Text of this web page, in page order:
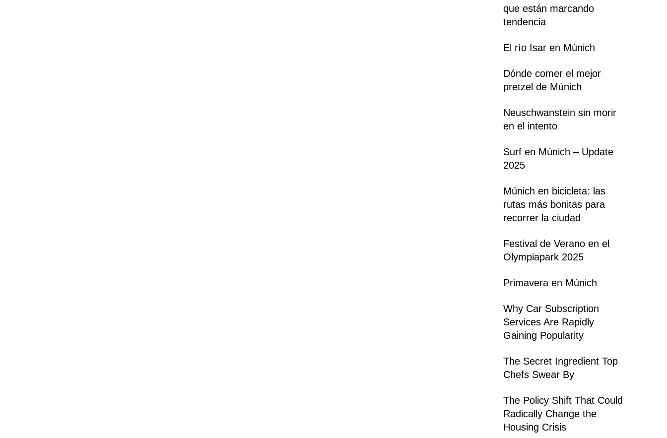
que están marcando
tendencia
El río Isar en Múnich
Dónde comer el mejor
pretzel de Múnich
Neuschwanstein sin morir
en el intento
Surf en Múnich – Update
2025
Múnich en bicicleta: las
rutas más bonitas para
recorrer la ciudad
Festival de Verano en el
Olympiapark 2025
Primavera en Múnich
Why Car Subscription
Services Are Rapidly
Gaining Popularity
The Secret Ingredient Top
Chefs Swear By
The Policy Shift That Could
Radically Change the
Housing Crisis